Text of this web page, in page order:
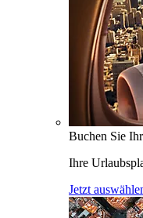
Buchen Sie
Ihre
Jetzt